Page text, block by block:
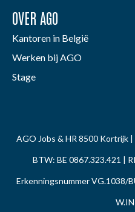
OVER AGO
Kantoren in België
Werken bij AGO
Stage
AGO Jobs & HR 8500 Kortrijk
BTW: BE 0867.323.421 |
Erkenningsnummer VG.1038/